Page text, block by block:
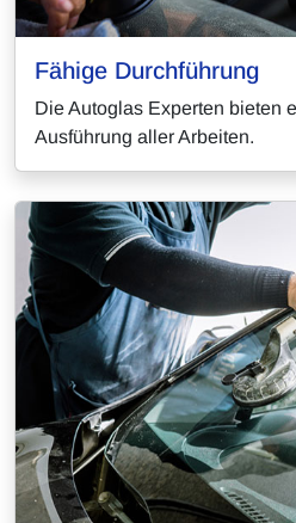
Fähige Durchführung
Die Autoglas Experten bieten
Ausführung aller Arbeiten.